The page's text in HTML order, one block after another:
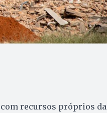
recursos próprios da